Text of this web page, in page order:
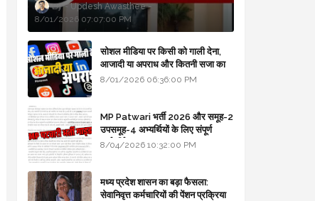
Updesh Awasthee
8/01/2026 07:07:00 PM
सोशल मीडिया पर किसी को गाली देना,
आजादी या अपराध और कितनी सजा का
प्रावधान - free legal advice
8/01/2026 06:36:00 PM
MP Patwari भर्ती 2026 और समूह-2
उपसमूह-4 अभ्यर्थियों के लिए संपूर्ण
मार्गदर्शिका
8/04/2026 10:32:00 PM
मध्य प्रदेश शासन का बड़ा फैसला:
सेवानिवृत्त कर्मचारियों की पेंशन प्रक्रिया